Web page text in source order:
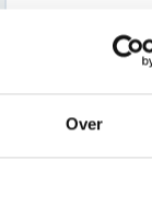
Over
€ 75,54
€ 91,40